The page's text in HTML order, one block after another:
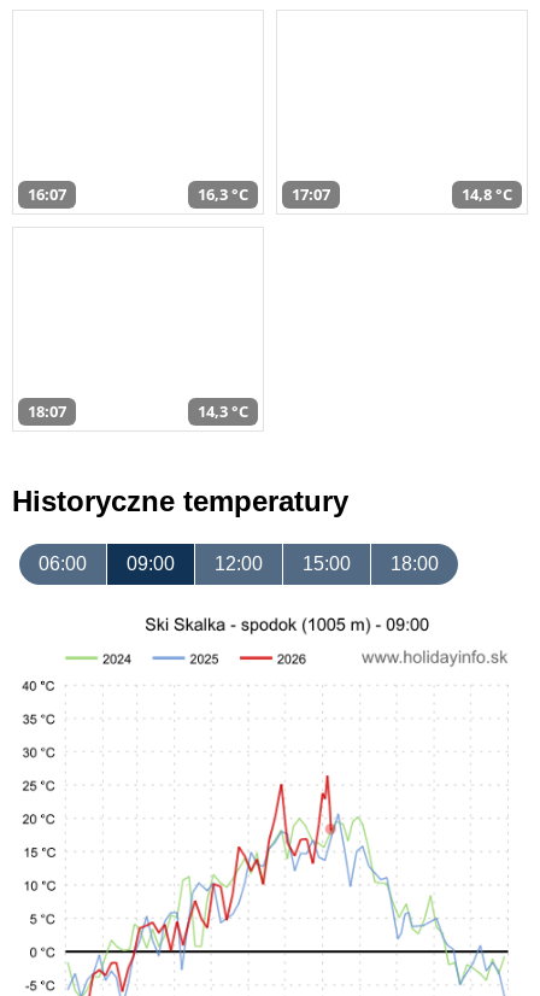
16:07 16,3 °C 17:07 14,8 °C
18:07 14,3 °C
Historyczne temperatury
06:00 09:00 12:00 15:00 18:00